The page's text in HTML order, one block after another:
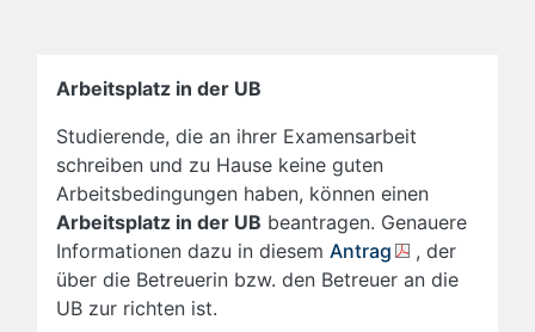
Arbeitsplatz in der UB
Studierende, die an ihrer Examensarbeit
schreiben und zu Hause keine guten
Arbeitsbedingungen haben, können einen
Arbeitsplatz in der UB beantragen. Genauere
Informationen dazu in diesem Antrag
, der
über die Betreuerin bzw. den Betreuer an die
UB zur richten ist.